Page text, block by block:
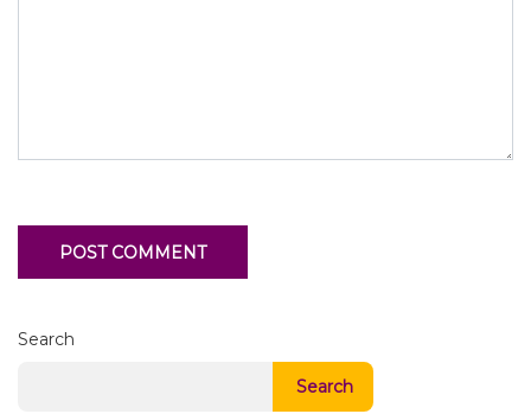
Search
Search